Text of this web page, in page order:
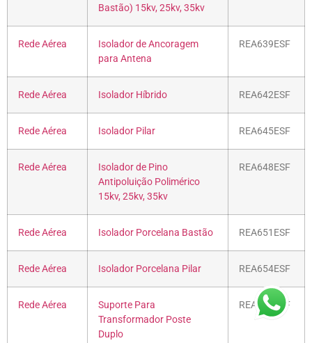
Bastão) 15kv, 25kv, 35kv
Rede Aérea
Isolador de Ancoragem
para Antena
REA639ESF
Rede Aérea Isolador Híbrido REA642ESF
Rede Aérea Isolador Pilar REA645ESF
Rede Aérea
Isolador de Pino
Antipoluição Polimérico
15kv, 25kv, 35kv
REA648ESF
Rede Aérea Isolador Porcelana Bastão REA651ESF
Rede Aérea Isolador Porcelana Pilar REA654ESF
Rede Aérea
Suporte Para
Transformador Poste
Duplo
REA657ESF